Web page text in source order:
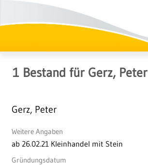
1 Bestand für Gerz, Peter
Gerz, Peter
Weitere Angaben
ab 26.02.21 Kleinhandel mit Stein
Gründungsdatum